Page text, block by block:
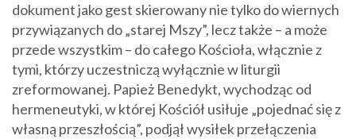
dokument jako gest skierowany nie tylko do wiernych
przywiązanych do „starej Mszy”, lecz także – a może
przede wszystkim – do całego Kościoła, włącznie z
tymi, którzy uczestniczą wyłącznie w liturgii
zreformowanej. Papież Benedykt, wychodząc od
hermeneutyki, w której Kościół usiłuje „pojednać się z
własną przeszłością”, podjął wysiłek przełączenia